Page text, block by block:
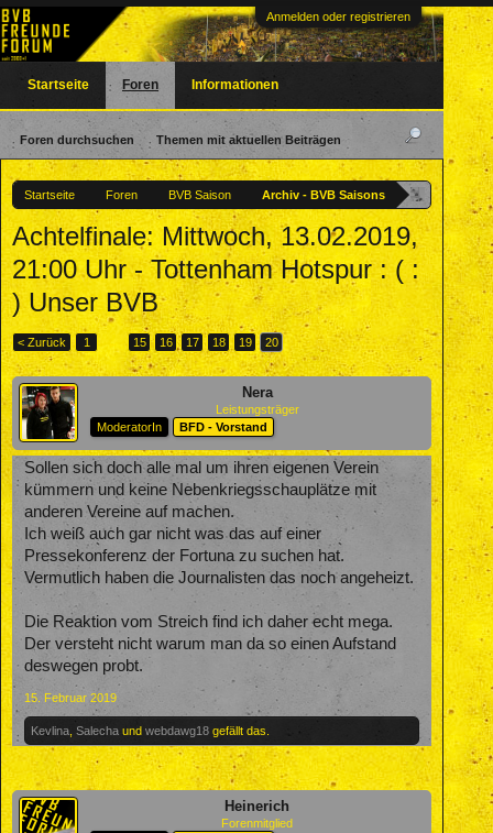
Anmelden oder registrieren
Startseite Foren BVB Saison Archiv - BVB Saisons
Achtelfinale: Mittwoch, 13.02.2019,
21:00 Uhr - Tottenham Hotspur : ( :
) Unser BVB
< Zurück 1 ← 15 16 17 18 19 20
Nera
Leistungsträger
ModeratorIn
BFD - Vorstand
Sollen sich doch alle mal um ihren eigenen Verein
kümmern und keine Nebenkriegsschauplätze mit
anderen Vereine auf machen.
Ich weiß auch gar nicht was das auf einer
Pressekonferenz der Fortuna zu suchen hat.
Vermutlich haben die Journalisten das noch angeheizt.
Die Reaktion vom Streich find ich daher echt mega.
Der versteht nicht warum man da so einen Aufstand
deswegen probt.
15. Februar 2019
Kevlina Salecha und webdawg18 gefällt das.
Heinerich
Forenmitglied
Startseite Foren
Foren durchsuchen Themen mit aktuellen Beiträgen
Informationen